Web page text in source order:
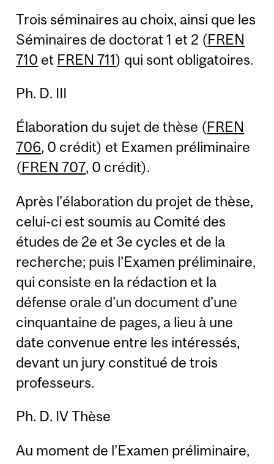
Trois séminaires au choix, ainsi que les
Séminaires de doctorat 1 et 2 (FREN
710 et FREN 711) qui sont obligatoires.
Ph. D. III
Élaboration du sujet de thèse (FREN
706, 0 crédit) et Examen préliminaire
(FREN 707, 0 crédit).
Après l'élaboration du projet de thèse,
celui-ci est soumis au Comité des
études de 2e et 3e cycles et de la
recherche; puis l’Examen préliminaire,
qui consiste en la rédaction et la
défense orale d’un document d’une
cinquantaine de pages, a lieu à une
date convenue entre les intéressés,
devant un jury constitué de trois
professeurs.
Ph. D. IV Thèse
Au moment de l’Examen préliminaire,